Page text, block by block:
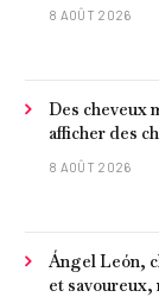
8 AOÛT 2026
Des cheveux
afficher des
8 AOÛT 2026
Ángel León,
et savoureux,